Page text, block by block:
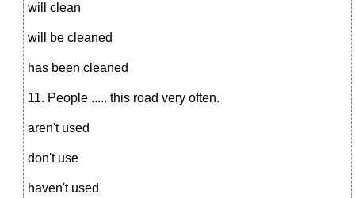
will clean
will be cleaned
has been cleaned
11. People ..... this road very often.
aren't used
don't use
haven't used